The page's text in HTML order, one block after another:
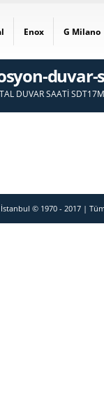
Enox G Milano
duvar-
DUVAR SAATI
© 1970 - 2017 | Tüm